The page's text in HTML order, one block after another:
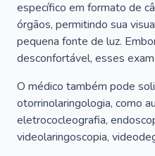
específico em formato de
órgãos, permitindo sua
pequena fonte de luz.
desconfortável, esses
O médico também pode
otorrinolaringologia, como
eletrococleografia,
videolaringoscopia,